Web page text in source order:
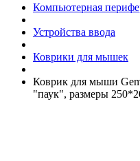
Компьютерная
Устройства ввода
Коврики для мышек
Коврик для мыши
"паук", размеры